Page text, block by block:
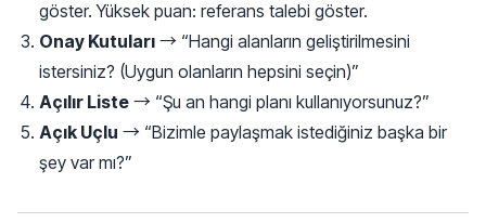
göster. Yüksek puan: referans talebi göster.
Onay Kutuları → “Hangi alanların geliştirilmesini
istersiniz? (Uygun olanların hepsini seçin)”
Açılır Liste → “Şu an hangi planı kullanıyorsunuz?”
Açık Uçlu → “Bizimle paylaşmak istediğiniz başka bir
şey var mı?”